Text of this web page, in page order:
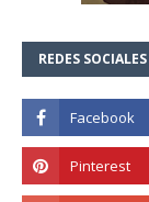
REDES SOCIALES